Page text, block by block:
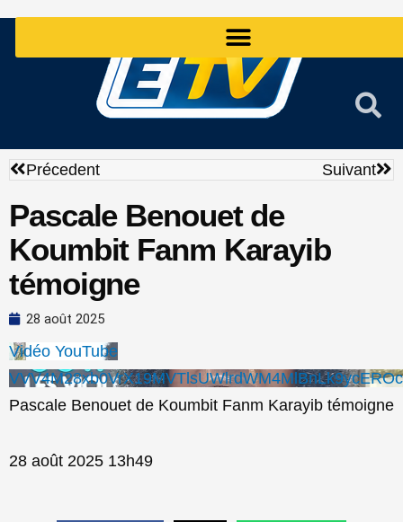
Précédent
Précedent Suivant
Pascale Benouet de
Koumbit Fanm Karayib
témoigne
28 août 2025
Vidéo YouTube
Pascale Benouet de Koumbit Fanm Karayib témoigne
28 août 2025 13h49